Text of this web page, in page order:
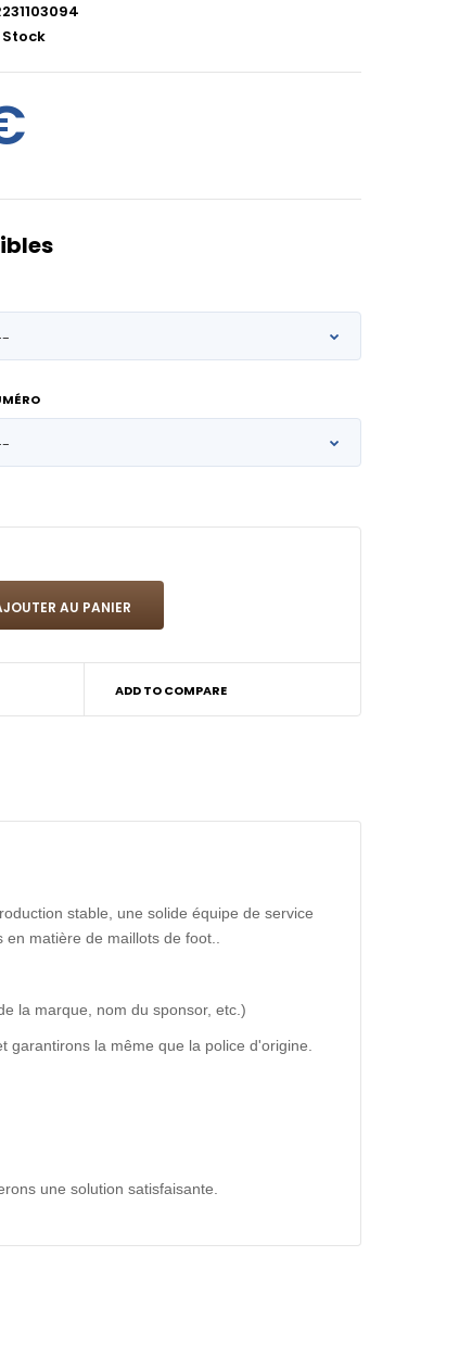
Stock
ADD TO COMPARE
stable, une solide équipe de service
matière de maillots de foot..
la marque, nom du sponsor, etc.)
la même que la police d'origine.
une solution satisfaisante.